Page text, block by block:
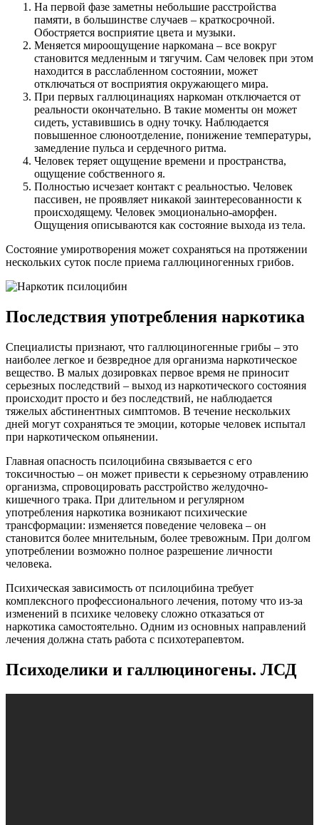
На первой фазе заметны небольшие расстройства
памяти, в большинстве случаев – краткосрочной.
Обостряется восприятие цвета и музыки.
Меняется мироощущение наркомана – все вокруг
становится медленным и тягучим. Сам человек при этом
находится в расслабленном состоянии, может
отключаться от восприятия окружающего мира.
При первых галлюцинациях наркоман отключается от
реальности окончательно. В такие моменты он может
сидеть, уставившись в одну точку. Наблюдается
повышенное слюноотделение, понижение температуры,
замедление пульса и сердечного ритма.
Человек теряет ощущение времени и пространства,
ощущение собственного я.
Полностью исчезает контакт с реальностью. Человек
пассивен, не проявляет никакой заинтересованности к
происходящему. Человек эмоционально-аморфен.
Ощущения описываются как состояние выхода из тела.
Состояние умиротворения может сохраняться на протяжении
нескольких суток после приема галлюциногенных грибов.
Последствия употребления наркотика
Специалисты признают, что галлюциногенные грибы – это
наиболее легкое и безвредное для организма наркотическое
вещество. В малых дозировках первое время не приносит
серьезных последствий – выход из наркотического состояния
происходит просто и без последствий, не наблюдается
тяжелых абстинентных симптомов. В течение нескольких
дней могут сохраняться те эмоции, которые человек испытал
при наркотическом опьянении.
Главная опасность псилоцибина связывается с его
токсичностью – он может привести к серьезному отравлению
организма, спровоцировать расстройство желудочно-
кишечного трака. При длительном и регулярном
употребления наркотика возникают психические
трансформации: изменяется поведение человека – он
становится более мнительным, более тревожным. При долгом
употреблении возможно полное разрешение личности
человека.
Психическая зависимость от псилоцибина требует
комплексного профессионального лечения, потому что из-за
изменений в психике человеку сложно отказаться от
наркотика самостоятельно. Одним из основных направлений
лечения должна стать работа с психотерапевтом.
Психоделики и галлюциногены. ЛСД